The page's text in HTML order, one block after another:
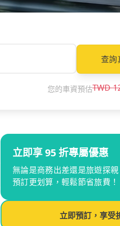
查詢
您的車資預估TWD
立即享 95 折專屬優惠
無論是商務出差還是旅遊探
預訂更划算，輕鬆節省旅費！
立即預訂，享受